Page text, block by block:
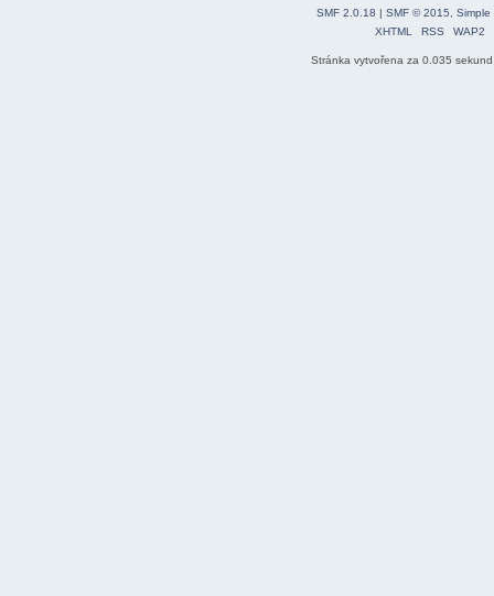
SMF 2.0.18 | SMF © 2015, Simple
XHTML
RSS WAP2
Stránka vytvořena za 0.035